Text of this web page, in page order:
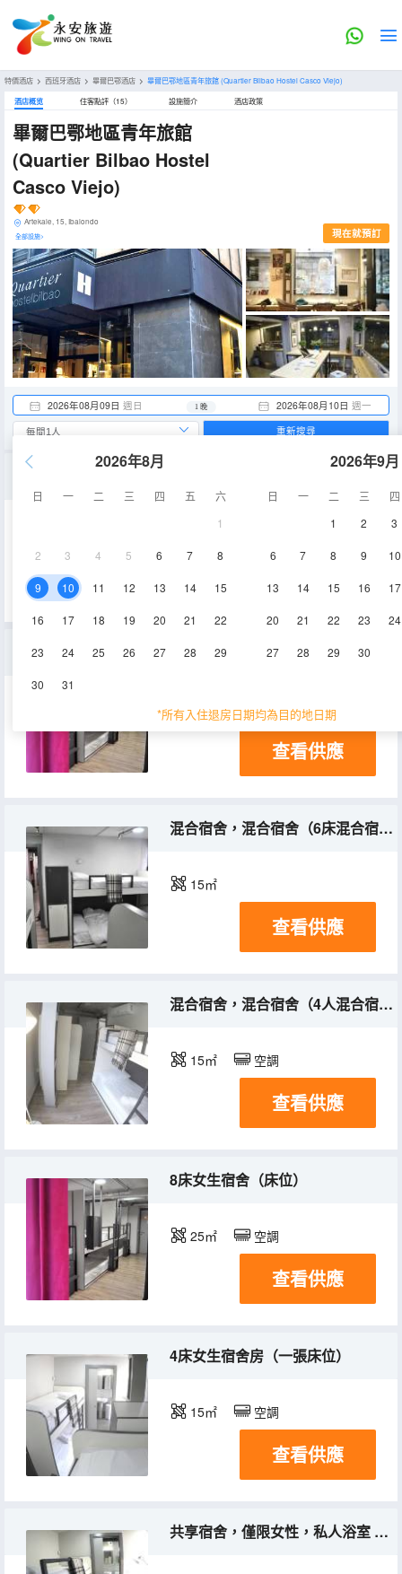
特價酒店 > 西班牙酒店 > 畢爾巴鄂酒店 > 畢爾巴鄂地區青年旅館(Quartier Bilbao Hostel Casco Viejo)
酒店概览 住客點評（15） 設施簡介 酒店政策
畢爾巴鄂地區青年旅館
(Quartier Bilbao Hostel
Casco Viejo)
Artekale, 15, Ibaiondo
全部設施> 現在就預訂
2026年08月09日 週日 2026年08月10日 週一
1 晚
2026年8月
日 一 二 三 四 五
六
1
2 3 4 5 6 7 8
9 10 11 12 13 14 15
16 17 18 19 20 21 22
23 24 25 26 27 28 29
30 31
2026年9月
日 一 二 三
四
1
2 3
6 7 8 9 10
13 14 15 16 17
20 21 22 23 24
27 28 29 30
*所有入住退房日期均為目的地日期
重新搜尋
淋浴
8床混合宿舍（床位）
25㎡ 空調
查看供應
混合宿舍，混合宿舍（6床混合宿舍房間的床位）
15㎡
查看供應
混合宿舍，混合宿舍（4人混合宿舍房間的床位）
15㎡ 空調
查看供應
8床女生宿舍（床位）
25㎡ 空調
查看供應
4床女生宿舍房（一張床位）
15㎡ 空調
查看供應
共享宿舍，僅限女性，私人浴室 （4床女性宿舍房中的床）